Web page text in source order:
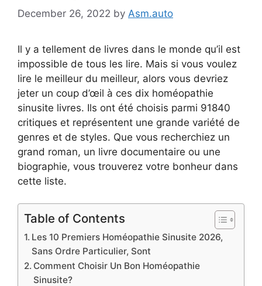
December 26, 2022 by Asm.auto
Il y a tellement de livres dans le monde qu’il est
impossible de tous les lire. Mais si vous voulez
lire le meilleur du meilleur, alors vous devriez
jeter un coup d’œil à ces dix homéopathie
sinusite livres. Ils ont été choisis parmi 91840
critiques et représentent une grande variété de
genres et de styles. Que vous recherchiez un
grand roman, un livre documentaire ou une
biographie, vous trouverez votre bonheur dans
cette liste.
Table of Contents
Les 10 Premiers Homéopathie Sinusite 2026,
Sans Ordre Particulier, Sont
Comment Choisir Un Bon Homéopathie
Sinusite?